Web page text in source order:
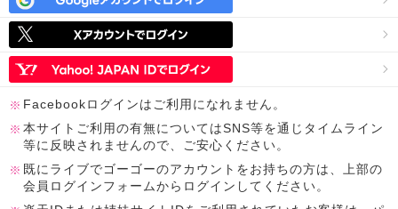
Facebookログインはご利用になれません。
本サイトご利用の有無についてはSNS等を通じタイムライン
等に反映されませんので、ご安心ください。
既にライブでゴーゴーのアカウントをお持ちの方は、上部の
会員ログインフォームからログインしてください。